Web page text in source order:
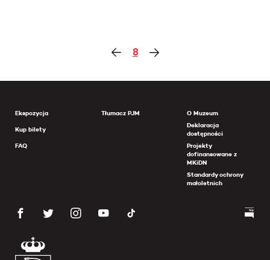
8
Ekspozycja
Kup bilety
FAQ
Tłumacz PJM
O Muzeum
Deklaracja
dostępności
Projekty
dofinansowane z
MKiDN
Standardy ochrony
małoletnich